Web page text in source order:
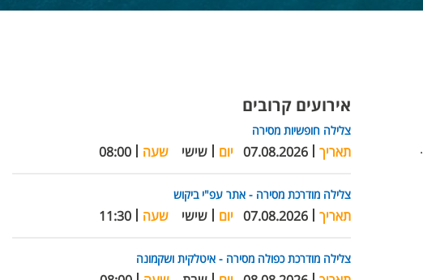
.
אירועים קרובים
צלילה חופשיות מסירה
תאריך 07.08.2026 יום שישי שעה 08:00
צלילה מודרכת מסירה - אתר עפ"י ביקוש
תאריך 07.08.2026 יום שישי שעה 11:30
צלילה מודרכת כפולה מסירה - איטלקית ושקמונה